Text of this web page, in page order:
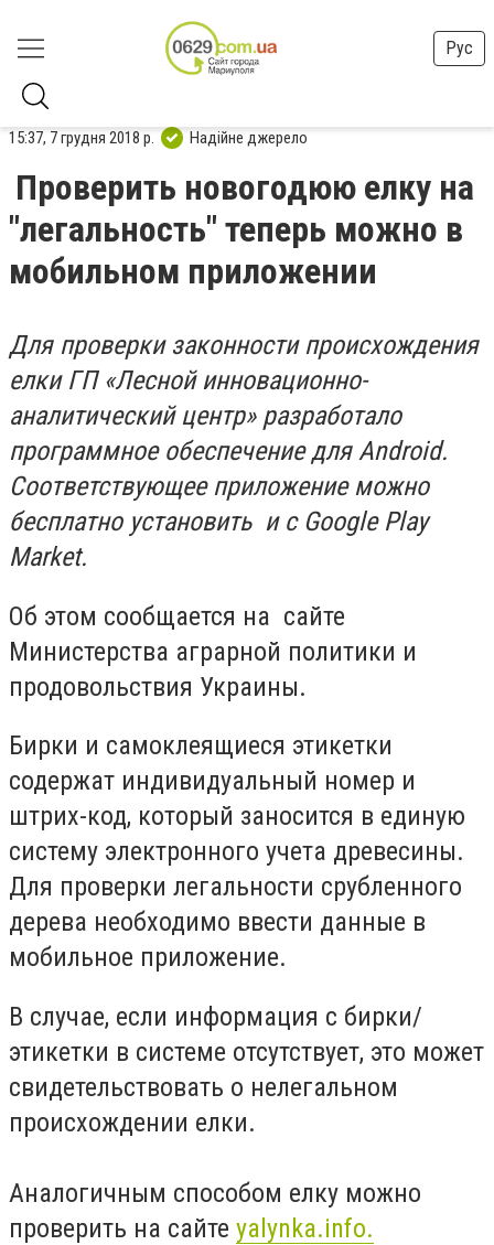
Рус
15:37, 7 грудня 2018 р. Надійне джерело
Проверить новогодюю елку на
"легальность" теперь можно в
мобильном приложении
Для проверки законности происхождения
елки ГП «Лесной инновационно-
аналитический центр» разработало
программное обеспечение для Android.
Соответствующее приложение можно
бесплатно установить и с Google Play
Market.
Об этом сообщается на сайте
Министерства аграрной политики и
продовольствия Украины.
Бирки и самоклеящиеся этикетки
содержат индивидуальный номер и
штрих-код, который заносится в единую
систему электронного учета древесины.
Для проверки легальности срубленного
дерева необходимо ввести данные в
мобильное приложение.
В случае, если информация с бирки/
этикетки в системе отсутствует, это может
свидетельствовать о нелегальном
происхождении елки.
Аналогичным способом елку можно
проверить на сайте yalynka.info.